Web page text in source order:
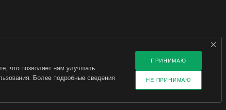
что позволяет нам улучшать
Более подробные сведения
ПРИНИМАЮ
НЕ ПРИНИМАЮ